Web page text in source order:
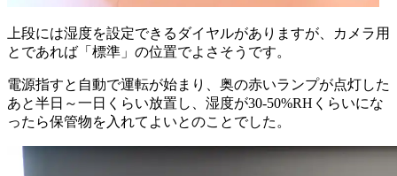
上段には湿度を設定できるダイヤルがありますが、カメラ用
とであれば「標準」の位置でよさそうです。
電源指すと自動で運転が始まり、奥の赤いランプが点灯した
あと半日～一日くらい放置し、湿度が30-50%RHくらいにな
ったら保管物を入れてよいとのことでした。